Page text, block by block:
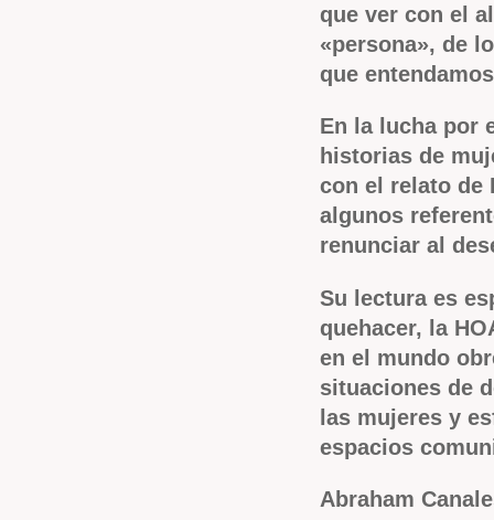
que ver con el
«persona», de
que
En la lucha por
historias de
con el relato de
algunos
renunciar al
Su lectura es
quehacer, la
en el mundo
situaciones de
las mujeres y
espacios
Abraham